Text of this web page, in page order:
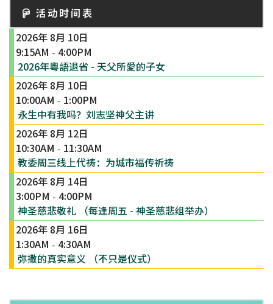
活动时间表
2026年 8月 10日
9:15AM - 4:00PM
2026年粵語退省 - 天父所愛的子女
2026年 8月 10日
10:00AM - 1:00PM
永生中有我吗？刘志坚神父主讲
2026年 8月 12日
10:30AM - 11:30AM
教委周三线上代祷：为城市福传祈祷
2026年 8月 14日
3:00PM - 4:00PM
神圣慈悲敬礼 （每逢周五 - 神圣慈悲组举办）
2026年 8月 16日
1:30AM - 4:30AM
弥撒的真实意义 （不只是仪式）